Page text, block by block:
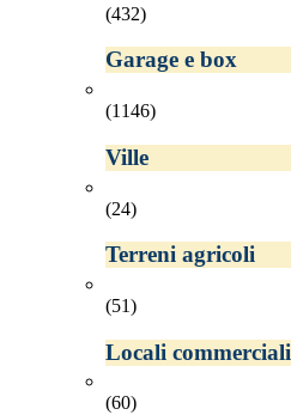
(432)
Garage e box
(1146)
Ville
(24)
Terreni agricoli
(51)
Locali commerciali
(60)